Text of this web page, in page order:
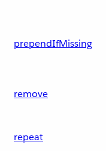
prependIfMissing
remove
repeat